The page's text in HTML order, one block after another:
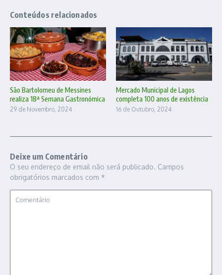
Conteúdos relacionados
São Bartolomeu de Messines
realiza 18ª Semana Gastronómica
29 de Novembro, 2024
Mercado Municipal de Lagos
completa 100 anos de existência
16 de Outubro, 2024
Deixe um Comentário
O seu endereço de email não será publicado. Campos
obrigatórios marcados com *